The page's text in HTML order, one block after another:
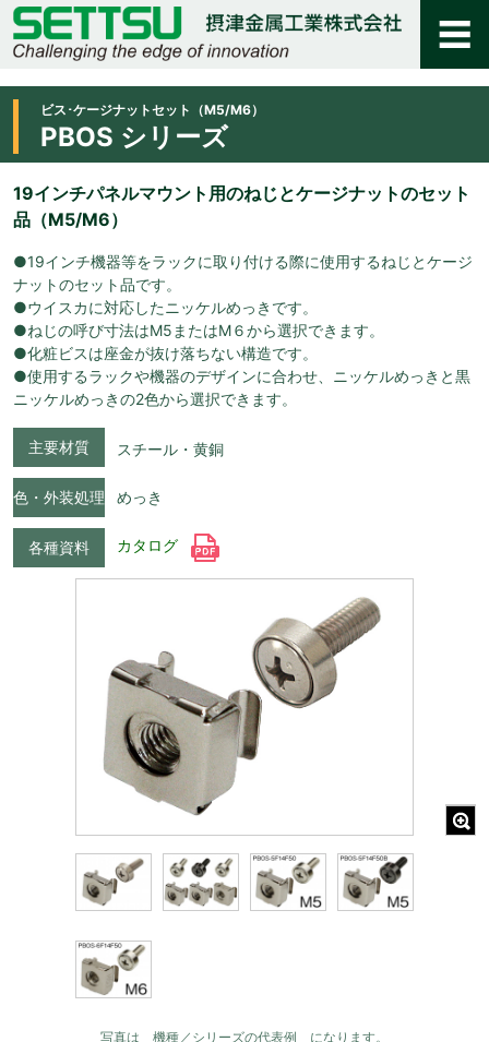
ビス･ケージナットセット（M5/M6）
PBOS シリーズ
19インチパネルマウント用のねじとケージナットのセット
品（M5/M6）
●19インチ機器等をラックに取り付ける際に使用するねじとケージ
ナットのセット品です。
●ウイスカに対応したニッケルめっきです。
●ねじの呼び寸法はM5またはM６から選択できます。
●化粧ビスは座金が抜け落ちない構造です。
●使用するラックや機器のデザインに合わせ、ニッケルめっきと黒
ニッケルめっきの2色から選択できます。
主要材質 スチール・黄銅
色・外装処理 めっき
各種資料 カタログ
写真は 機種／シリーズの代表例 になります。